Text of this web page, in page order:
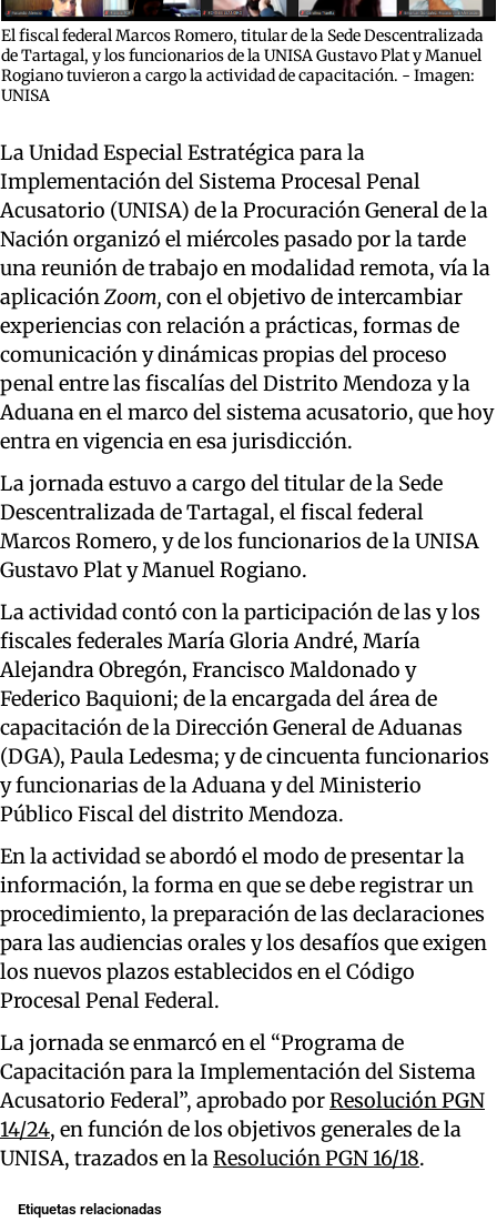
El fiscal federal Marcos Romero, titular de la Sede Descentralizada
de Tartagal, y los funcionarios de la UNISA Gustavo Plat y Manuel
Rogiano tuvieron a cargo la actividad de capacitación. - Imagen:
UNISA
La Unidad Especial Estratégica para la
Implementación del Sistema Procesal Penal
Acusatorio (UNISA) de la Procuración General de la
Nación organizó el miércoles pasado por la tarde
una reunión de trabajo en modalidad remota, vía la
aplicaciónZoom, con el objetivo de intercambiar
experiencias con relación a prácticas, formas de
comunicación y dinámicas propias del proceso
penal entre las fiscalías del Distrito Mendoza y la
Aduana en el marco del sistema acusatorio, que hoy
entra en vigencia en esa jurisdicción.
La jornada estuvo a cargo del titular de la Sede
Descentralizada de Tartagal, el fiscal federal
Marcos Romero, y de los funcionarios de la UNISA
Gustavo Plat y Manuel Rogiano.
La actividad contó con la participación de las y los
fiscales federales María Gloria André, María
Alejandra Obregón, Francisco Maldonado y
Federico Baquioni; de la encargada del área de
capacitación de la Dirección General de Aduanas
(DGA), Paula Ledesma; y de cincuenta funcionarios
y funcionarias de la Aduana y del Ministerio
Público Fiscal del distrito Mendoza.
En la actividad se abordó el modo de presentar la
información, la forma en que se debe registrar un
procedimiento, la preparación de las declaraciones
para las audiencias orales y los desafíos que exigen
los nuevos plazos establecidos en el Código
Procesal Penal Federal.
La jornada se enmarcó en el “Programa de
Capacitación para la Implementación del Sistema
Acusatorio Federal”, aprobado porResolución PGN
14/24, en función de los objetivos generales de la
UNISA, trazados en laResolución PGN 16/18.
Etiquetas relacionadas